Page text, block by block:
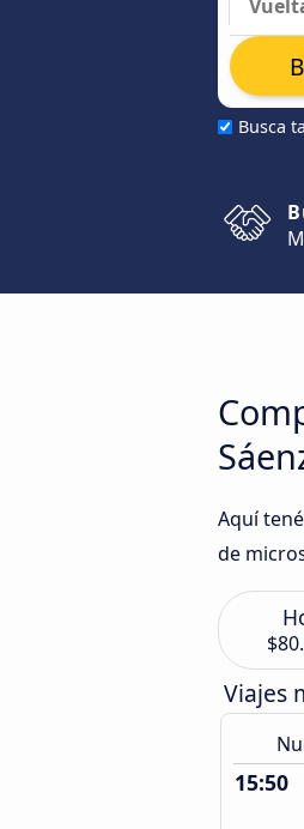
Busca
Aquí
de
Viajes
15:50